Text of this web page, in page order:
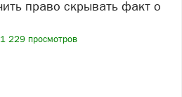
1 229 просмотров